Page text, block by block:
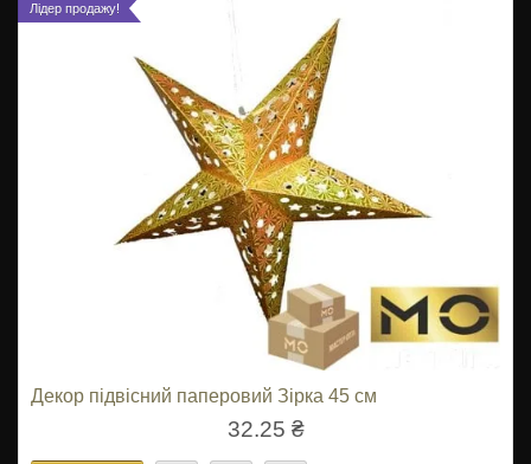
Лідер продажу!
Декор підвісний паперовий Зірка 45 см
32.25 ₴